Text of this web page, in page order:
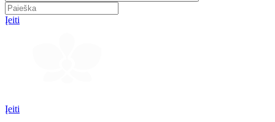
Įeiti
Įeiti